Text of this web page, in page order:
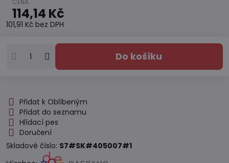
114,14 Kč
101,91 Kč bez DPH
Do košíku
Přidat k Oblíbeným
Přidat do seznamu
Hlídací pes
Doručení
Skladové číslo: S7#SK#405007#1